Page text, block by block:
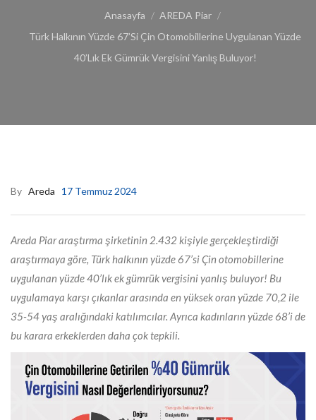
Anasayfa
AREDA Piar
Türk Halkının Yüzde 67’si Çin Otomobillerine Uygulanan Yüzde
40’lık Ek Gümrük Vergisini Yanlış Buluyor!
By Areda 17 Temmuz 2024
Areda Piar araştırma şirketinin 2.432 kişiyle gerçekleştirdiği
araştırmaya göre, Türk halkının yüzde 67’si Çin otomobillerine
uygulanan yüzde 40’lık ek gümrük vergisini yanlış buluyor! Bu
uygulamaya karşı çıkanlar arasında en yüksek oran yüzde 70,2 ile
35-54 yaş aralığındaki katılımcılar. Ayrıca kadınların yüzde 68’i de
bu karara erkeklerden daha çok tepkili.